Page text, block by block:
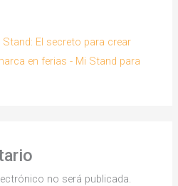
El secreto para crear
en ferias - Mi Stand para
no será publicada.